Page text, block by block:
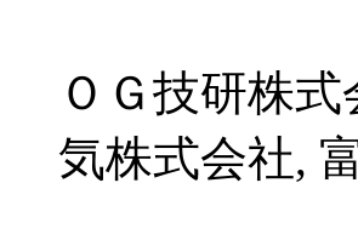
ＯＧ技研株
気株式会社,